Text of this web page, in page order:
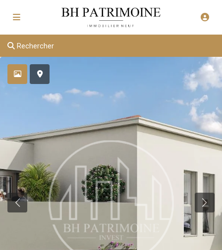
Rechercher